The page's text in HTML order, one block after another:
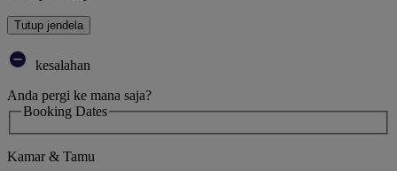
Tutup jendela
kesalahan
Anda pergi ke mana saja?
Booking Dates
Kamar & Tamu